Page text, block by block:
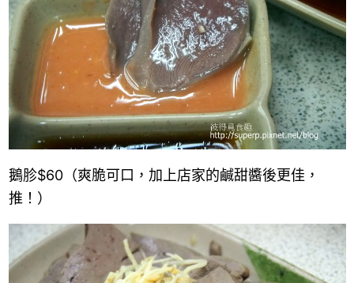
鵝胗$60（爽脆可口，加上店家的鹹甜醬後更佳，
推！）